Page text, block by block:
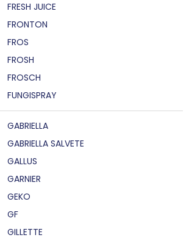
FRESH JUICE
FRONTON
FROS
FROSH
FROSCH
FUNGISPRAY
GABRIELLA
GABRIELLA SALVETE
GALLUS
GARNIER
GEKO
GF
GILLETTE